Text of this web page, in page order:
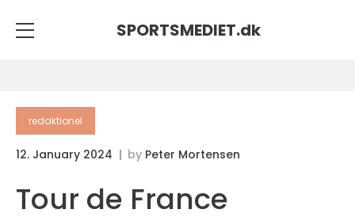
SPORTSMEDIET.dk
redaktionel
12. January 2024 by Peter Mortensen
Tour de France